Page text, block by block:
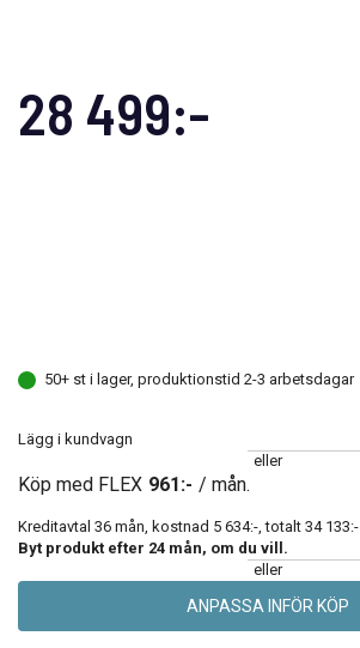
28 499:-
50+ st i lager, produktionstid 2-3 arbetsdagar
Lägg i kundvagn
eller
Köp med FLEX 961:- / mån.
Kreditavtal 36 mån, kostnad 5 634:-, totalt 34 133:-
Byt produkt efter 24 mån, om du vill.
eller
ANPASSA INFÖR KÖP